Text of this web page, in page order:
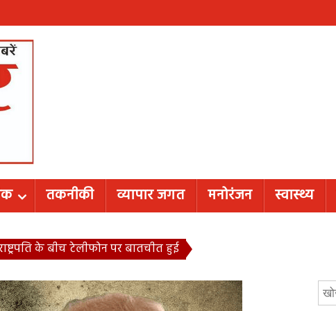
तकनीकी व्यापार जगत मनोरंजन स्वास्थ्य
के बीच टेलीफोन पर बातचीत हुई